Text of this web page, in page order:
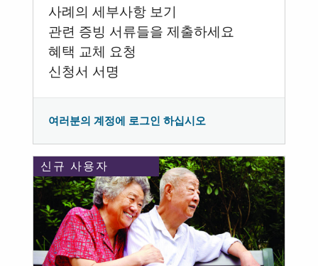
사례의 세부사항 보기
관련 증빙 서류들을 제출하세요
혜택 교체 요청
신청서 서명
여러분의 계정에 로그인 하십시오
신규 사용자